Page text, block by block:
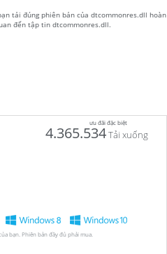
tải đúng phiên bản của dtcommonres.dll hoàn
đến tập tin dtcommonres.dll.
ưu đãi đặc biệt
4.365.534Tải xuống
bạn. Phiên bản đầy đủ phải mua.